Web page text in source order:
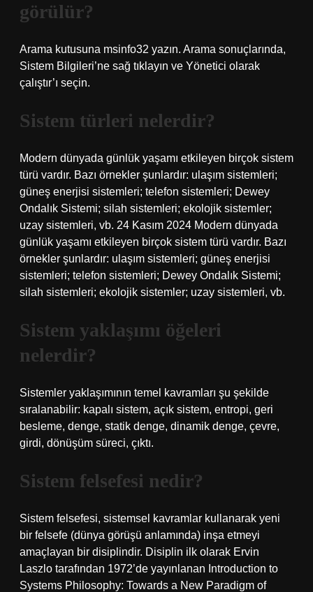
görülür?
Arama kutusuna msinfo32 yazın. Arama sonuçlarında,
Sistem Bilgileri’ne sağ tıklayın ve Yönetici olarak
çalıştır’ı seçin.
Sistem türleri nelerdir?
Modern dünyada günlük yaşamı etkileyen birçok sistem
türü vardır. Bazı örnekler şunlardır: ulaşım sistemleri;
güneş enerjisi sistemleri; telefon sistemleri; Dewey
Ondalık Sistemi; silah sistemleri; ekolojik sistemler;
uzay sistemleri, vb. 24 Kasım 2024 Modern dünyada
günlük yaşamı etkileyen birçok sistem türü vardır. Bazı
örnekler şunlardır: ulaşım sistemleri; güneş enerjisi
sistemleri; telefon sistemleri; Dewey Ondalık Sistemi;
silah sistemleri; ekolojik sistemler; uzay sistemleri, vb.
Sistem yaklaşımı öğeleri
nelerdir?
Sistemler yaklaşımının temel kavramları şu şekilde
sıralanabilir: kapalı sistem, açık sistem, entropi, geri
besleme, denge, statik denge, dinamik denge, çevre,
girdi, dönüşüm süreci, çıktı.
Sistem felsefesi nedir?
Sistem felsefesi, sistemsel kavramlar kullanarak yeni
bir felsefe (dünya görüşü anlamında) inşa etmeyi
amaçlayan bir disiplindir. Disiplin ilk olarak Ervin
Laszlo tarafından 1972’de yayınlanan Introduction to
Systems Philosophy: Towards a New Paradigm of